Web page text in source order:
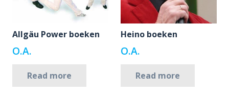
Allgäu Power boeken
O.A.
Read more
Heino boeken
O.A.
Read more